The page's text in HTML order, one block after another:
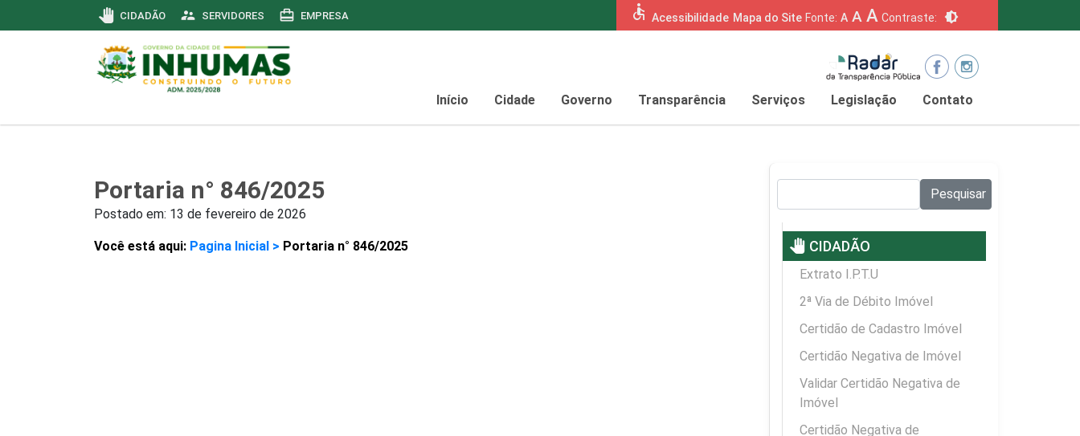
pan_tool CIDADÃO supervisor_account SERVIDORES card_travel EMPRESA accessible Acessibilidade Mapa do Site Fonte: A A A Contraste: brightness_6
Início Cidade Governo Transparência Serviços Legislação Contato
Portaria n° 846/2025
Postado em: 13 de fevereiro de 2026
Você está aqui: Pagina Inicial > Portaria n° 846/2025
Pesquisar
pan_tool CIDADÃO
Extrato I.P.T.U
2ª Via de Débito Imóvel
Certidão de Cadastro Imóvel
Certidão Negativa de Imóvel
Validar Certidão Negativa de
Imóvel
Certidão Negativa de